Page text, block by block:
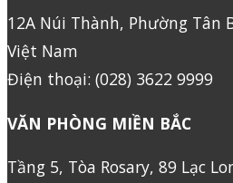
12A Núi Thành, Phường Tân
Việt Nam
Điện thoại: (028) 3622 9999
VĂN PHÒNG MIỀN BẮC
Tầng 5, Tòa Rosary, 89 Lạc